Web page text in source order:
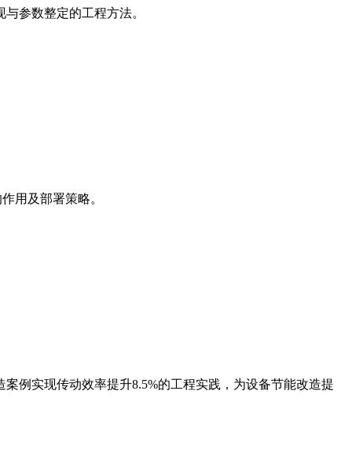
参数整定的工程方法。
用及部署策略。
例实现传动效率提升8.5%的工程实践，为设备节能改造提